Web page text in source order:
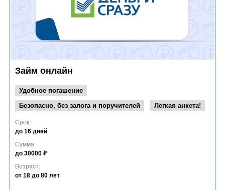
Займ онлайн
Удобное погашение
Безопасно, без залога и поручителей
Легкая анкета!
Срок:
до 16 дней
Сумма:
до 30000 ₽
Возраст:
от 18 до 80 лет